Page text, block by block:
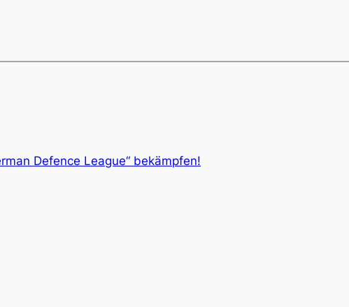
Defence League“ bekämpfen!